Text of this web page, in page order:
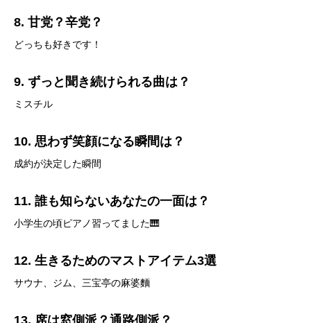
8. 甘党？辛党？
どっちも好きです！
9. ずっと聞き続けられる曲は？
ミスチル
10. 思わず笑顔になる瞬間は？
成約が決定した瞬間
11. 誰も知らないあなたの一面は？
小学生の頃ピアノ習ってました🎹
12. 生きるためのマストアイテム3選
サウナ、ジム、三宝亭の麻婆麵